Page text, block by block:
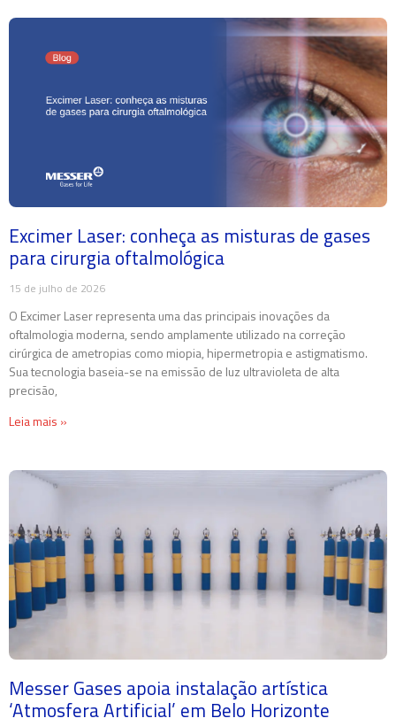
Excimer Laser: conheça as misturas de gases
para cirurgia oftalmológica
15 de julho de 2026
O Excimer Laser representa uma das principais inovações da
oftalmologia moderna, sendo amplamente utilizado na correção
cirúrgica de ametropias como miopia, hipermetropia e astigmatismo.
Sua tecnologia baseia-se na emissão de luz ultravioleta de alta
precisão,
Leia mais »
Messer Gases apoia instalação artística
‘Atmosfera Artificial’ em Belo Horizonte